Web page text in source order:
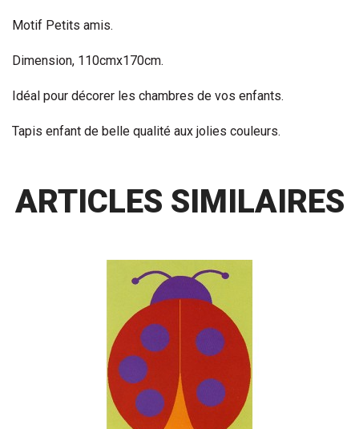
Motif Petits amis.
Dimension, 110cmx170cm.
Idéal pour décorer les chambres de vos enfants.
Tapis enfant de belle qualité aux jolies couleurs.
ARTICLES SIMILAIRES